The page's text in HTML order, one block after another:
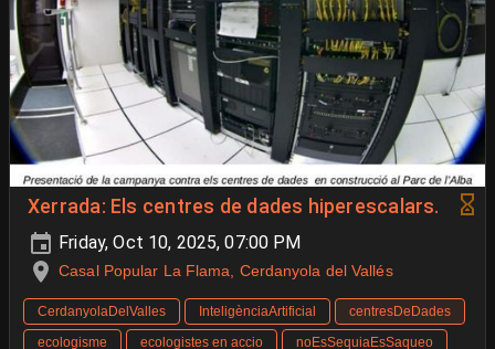
Xerrada: Els centres de dades hiperescalars.
Friday, Oct 10, 2025, 07:00 PM
Casal Popular La Flama, Cerdanyola del Vallés
CerdanyolaDelValles InteligènciaArtificial
centresDeDades
ecologisme
ecologistes en accio noEsSequiaEsSaqueo